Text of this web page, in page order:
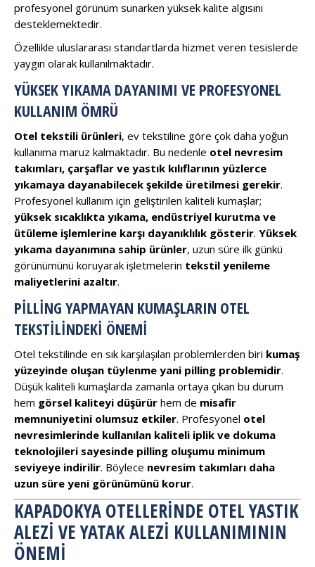
profesyonel görünüm sunarken yüksek kalite algısını
desteklemektedir.
Özellikle uluslararası standartlarda hizmet veren tesislerde
yaygın olarak kullanılmaktadır.
YÜKSEK YIKAMA DAYANIMI VE PROFESYONEL
KULLANIM ÖMRÜ
Otel tekstili ürünleri, ev tekstiline göre çok daha yoğun
kullanıma maruz kalmaktadır. Bu nedenle otel nevresim
takımları, çarşaflar ve yastık kılıflarının yüzlerce
yıkamaya dayanabilecek şekilde üretilmesi gerekir.
Profesyonel kullanım için geliştirilen kaliteli kumaşlar;
yüksek sıcaklıkta yıkama, endüstriyel kurutma ve
ütüleme işlemlerine karşı dayanıklılık gösterir. Yüksek
yıkama dayanımına sahip ürünler, uzun süre ilk günkü
görünümünü koruyarak işletmelerin tekstil yenileme
maliyetlerini azaltır.
PILLING YAPMAYAN KUMAŞLARIN OTEL
TEKSTILINDEKI ÖNEMI
Otel tekstilinde en sık karşılaşılan problemlerden biri kumaş
yüzeyinde oluşan tüylenme yani pilling problemidir.
Düşük kaliteli kumaşlarda zamanla ortaya çıkan bu durum
hem görsel kaliteyi düşürür hem de misafir
memnuniyetini olumsuz etkiler. Profesyonel otel
nevresimlerinde kullanılan kaliteli iplik ve dokuma
teknolojileri sayesinde pilling oluşumu minimum
seviyeye indirilir. Böylece nevresim takımları daha
uzun süre yeni görünümünü korur.
KAPADOKYA OTELLERINDE OTEL YASTIK
ALEZI VE YATAK ALEZI KULLANIMININ
ÖNEMI